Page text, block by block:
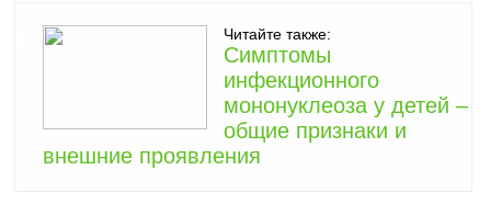
Читайте также:
Симптомы
инфекционного
мононуклеоза у детей –
общие признаки и
внешние проявления